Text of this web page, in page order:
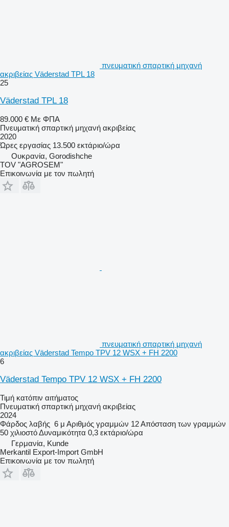
πνευματική σπαρτική μηχανή
ακριβείας Väderstad TPL 18
25
Väderstad TPL 18
89.000 € Με ΦΠΑ
Πνευματική σπαρτική μηχανή ακριβείας
2020
Ώρες εργασίας 13.500 εκτάριο/ώρα
Ουκρανία, Gorodishche
TOV "AGROSEM"
Επικοινωνία με τον πωλητή
πνευματική σπαρτική μηχανή
ακριβείας Väderstad Tempo TPV 12 WSX + FH 2200
6
Väderstad Tempo TPV 12 WSX + FH 2200
Τιμή κατόπιν αιτήματος
Πνευματική σπαρτική μηχανή ακριβείας
2024
Φάρδος λαβής 6 μ Αριθμός γραμμών 12Απόσταση των γραμμών
50 χιλιοστόΔυναμικότητα 0,3 εκτάριο/ώρα
Γερμανία, Kunde
Merkantil Export-Import GmbH
Επικοινωνία με τον πωλητή